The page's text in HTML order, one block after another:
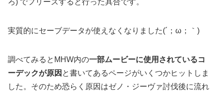
実質的にセーブデータが使えなくなりました(´；ω；｀)
調べてみるとMHW内の一部ムービーに使用されているコ
ーデックが原因 と書いてあるページがいくつかヒットしま
した。そのため恐らく原因はゼノ・ジーヴァ討伐後に流れ